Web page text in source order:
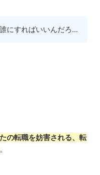
にすればいいんだろ…
の転職を妨害される、転
。